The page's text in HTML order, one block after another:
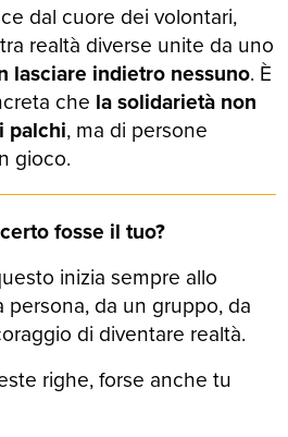
dal cuore dei volontari,
realtà diverse unite da uno
lasciare indietro nessuno. È
che la solidarietà non
palchi, ma di persone
gioco.
fosse il tuo?
inizia sempre allo
da un gruppo, da
di diventare realtà.
righe, forse anche tu